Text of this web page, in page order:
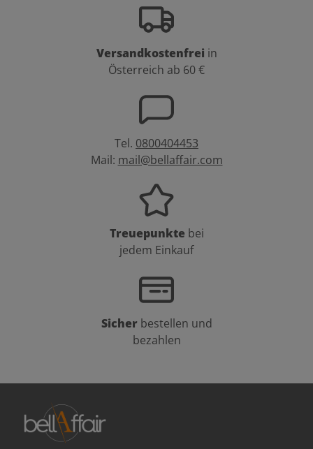
Versandkostenfrei in
Österreich ab 60 €
Tel. 0800404453
Mail: mail@bellaffair.com
Treuepunkte bei
jedem Einkauf
Sicher bestellen und
bezahlen